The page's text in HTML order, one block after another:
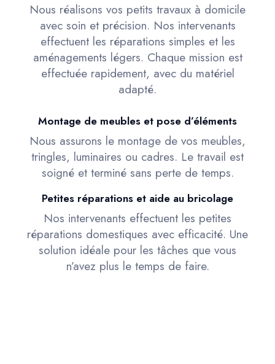
Nous réalisons vos petits travaux à domicile
avec soin et précision. Nos intervenants
effectuent les réparations simples et les
aménagements légers. Chaque mission est
effectuée rapidement, avec du matériel
adapté.
Montage de meubles et pose d’éléments
Nous assurons le montage de vos meubles,
tringles, luminaires ou cadres. Le travail est
soigné et terminé sans perte de temps.
Petites réparations et aide au bricolage
Nos intervenants effectuent les petites
réparations domestiques avec efficacité. Une
solution idéale pour les tâches que vous
n’avez plus le temps de faire.